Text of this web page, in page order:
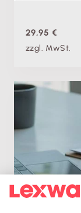
29,95 €
zzgl. MwSt.
Einnahmen-
Di.
88 min